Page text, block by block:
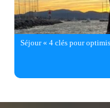
Séjour « 4 clés pour